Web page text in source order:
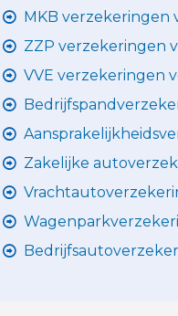
MKB verzekeringen
ZZP verzekeringen
VVE verzekeringen
Zakelijke